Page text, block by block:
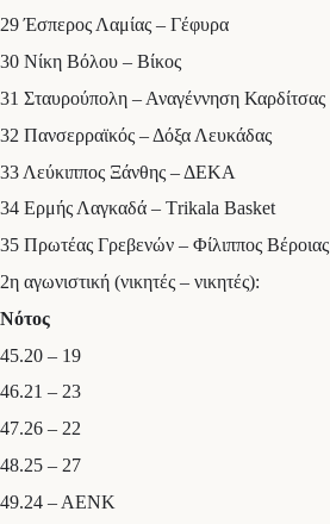
29 Έσπερος Λαμίας – Γέφυρα
30 Νίκη Βόλου – Βίκος
31 Σταυρούπολη – Αναγέννηση Καρδίτσας
32 Πανσερραϊκός – Δόξα Λευκάδας
33 Λεύκιππος Ξάνθης – ΔΕΚΑ
34 Ερμής Λαγκαδά – Τrikala Basket
35 Πρωτέας Γρεβενών – Φίλιππος Βέροιας
2η αγωνιστική (νικητές – νικητές):
Νότος
45.20 – 19
46.21 – 23
47.26 – 22
48.25 – 27
49.24 – ΑΕΝΚ